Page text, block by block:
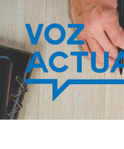
contenido